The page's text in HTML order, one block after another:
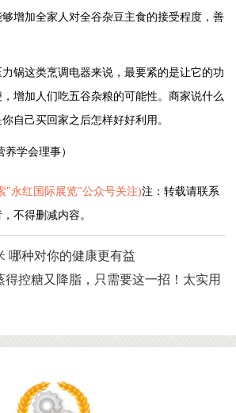
增加全家人对全谷杂豆主食的接受程度，善
锅这类烹调电器来说，最要紧的是让它的功
增加人们吃五谷杂粮的可能性。商家说什么
自己买回家之后怎样好好利用。
学会理事）
"永红国际展览"公众号关注)注：转载请联系
不得删减内容。
哪种对你的健康更有益
得控糖又降脂，只需要这一招！太实用